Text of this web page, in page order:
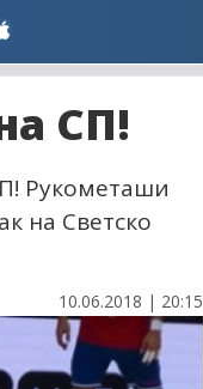
СП!
Рукометаши
на Светско
10.06.2018 | 20:15